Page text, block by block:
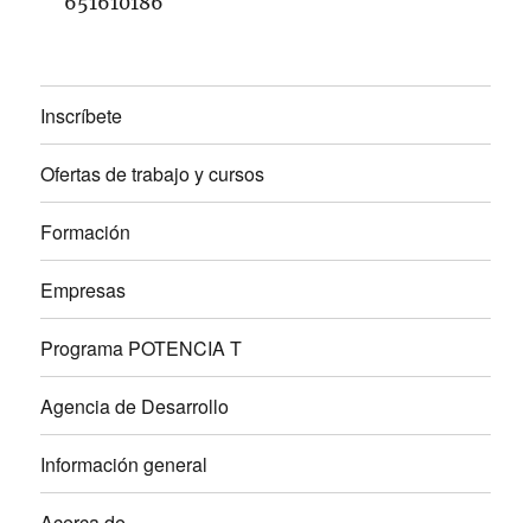
Inscríbete
Ofertas de trabajo y cursos
Formación
Empresas
Programa POTENCIA T
Agencia de Desarrollo
Información general